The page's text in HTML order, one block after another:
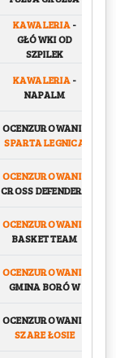
KAWALERIA-
GŁÓWKI OD
SZPILEK
KAWALERIA-
NAPALM
OCENZUROWANI-
SPARTA LEGNICA
OCENZUROWANI-
CROSS DEFENDERS
OCENZUROWANI-
BASKET TEAM
OCENZUROWANI-
GMINA BORÓW
OCENZUROWANI-
SZARE ŁOSIE